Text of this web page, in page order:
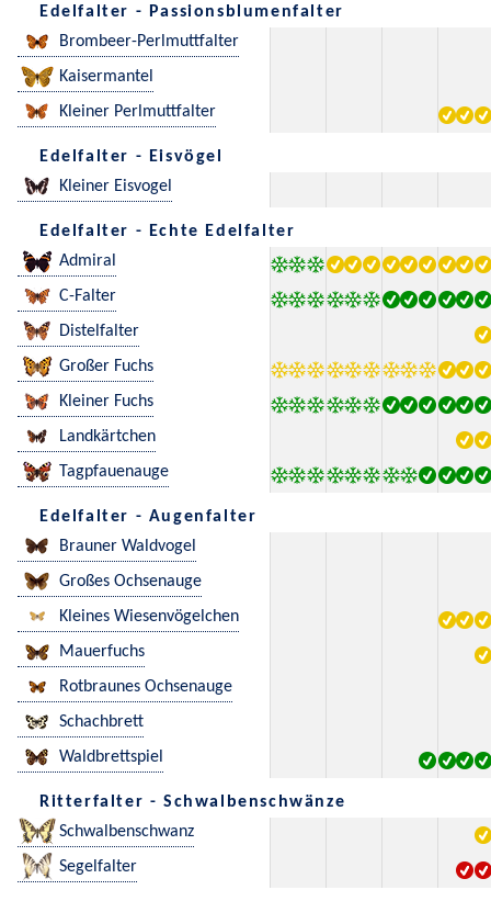
Edelfalter - Passionsblumenfalter
Brombeer-Perlmuttfalter
Kaisermantel
Kleiner Perlmuttfalter
Edelfalter - Eisvögel
Kleiner Eisvogel
Edelfalter - Echte Edelfalter
Admiral
C-Falter
Distelfalter
Großer Fuchs
Kleiner Fuchs
Landkärtchen
Tagpfauenauge
Edelfalter - Augenfalter
Brauner Waldvogel
Großes Ochsenauge
Kleines Wiesenvögelchen
Mauerfuchs
Rotbraunes Ochsenauge
Schachbrett
Waldbrettspiel
Ritterfalter - Schwalbenschwänze
Schwalbenschwanz
Segelfalter